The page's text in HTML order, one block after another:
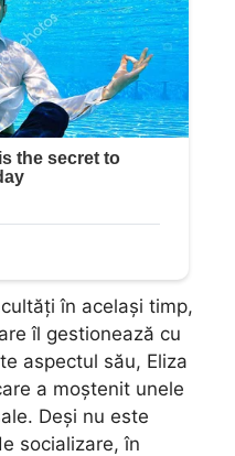
în același timp,
îl gestionează cu
aspectul său, Eliza
a moștenit unele
Deși nu este
socializare, în